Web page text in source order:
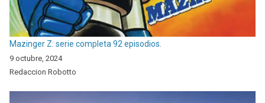
Mazinger Z: serie completa 92 episodios.
9 octubre, 2024
Redaccion Robotto